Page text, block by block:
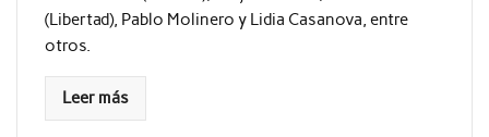
(Libertad), Pablo Molinero y Lidia Casanova, entre
otros.
Leer más